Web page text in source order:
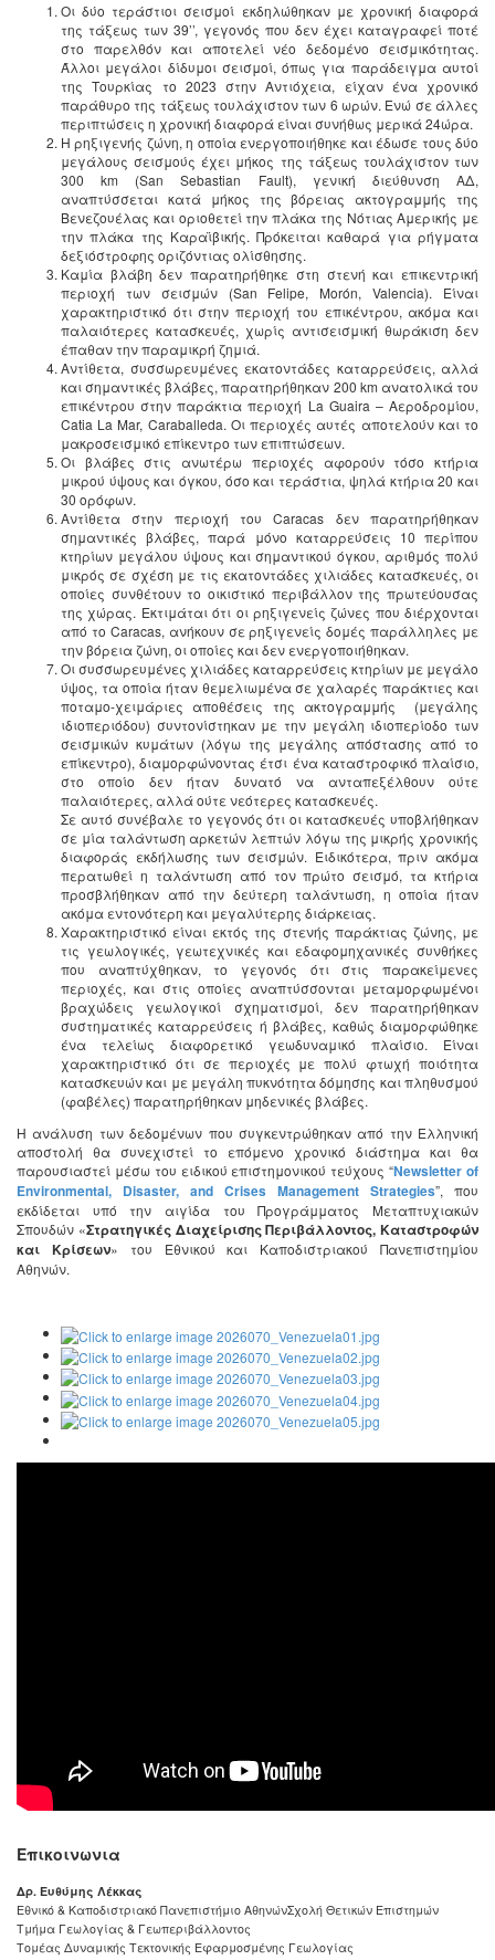
Οι δύο τεράστιοι σεισμοί εκδηλώθηκαν με χρονική διαφορά
της τάξεως των 39’’, γεγονός που δεν έχει καταγραφεί ποτέ
στο παρελθόν και αποτελεί νέο δεδομένο σεισμικότητας.
Άλλοι μεγάλοι δίδυμοι σεισμοί, όπως για παράδειγμα αυτοί
της Τουρκίας το 2023 στην Αντιόχεια, είχαν ένα χρονικό
παράθυρο της τάξεως τουλάχιστον των 6 ωρών. Ενώ σε άλλες
περιπτώσεις η χρονική διαφορά είναι συνήθως μερικά 24ώρα.
Η ρηξιγενής ζώνη, η οποία ενεργοποιήθηκε και έδωσε τους δύο
μεγάλους σεισμούς έχει μήκος της τάξεως τουλάχιστον των
300 km (San Sebastian Fault), γενική διεύθυνση ΑΔ,
αναπτύσσεται κατά μήκος της βόρειας ακτογραμμής της
Βενεζουέλας και οριοθετεί την πλάκα της Νότιας Αμερικής με
την πλάκα της Καραϊβικής. Πρόκειται καθαρά για ρήγματα
δεξιόστροφης οριζόντιας ολίσθησης.
Καμία βλάβη δεν παρατηρήθηκε στη στενή και επικεντρική
περιοχή των σεισμών (San Felipe, Morón, Valencia). Είναι
χαρακτηριστικό ότι στην περιοχή του επικέντρου, ακόμα και
παλαιότερες κατασκευές, χωρίς αντισεισμική θωράκιση δεν
έπαθαν την παραμικρή ζημιά.
Αντίθετα, συσσωρευμένες εκατοντάδες καταρρεύσεις, αλλά
και σημαντικές βλάβες, παρατηρήθηκαν 200 km ανατολικά του
επικέντρου στην παράκτια περιοχή La Guaira – Αεροδρομίου,
Catia La Mar, Caraballeda. Οι περιοχές αυτές αποτελούν και το
μακροσεισμικό επίκεντρο των επιπτώσεων.
Οι βλάβες στις ανωτέρω περιοχές αφορούν τόσο κτήρια
μικρού ύψους και όγκου, όσο και τεράστια, ψηλά κτήρια 20 και
30 ορόφων.
Αντίθετα στην περιοχή του Caracas δεν παρατηρήθηκαν
σημαντικές βλάβες, παρά μόνο καταρρεύσεις 10 περίπου
κτηρίων μεγάλου ύψους και σημαντικού όγκου, αριθμός πολύ
μικρός σε σχέση με τις εκατοντάδες χιλιάδες κατασκευές, οι
οποίες συνθέτουν το οικιστικό περιβάλλον της πρωτεύουσας
της χώρας. Εκτιμάται ότι οι ρηξιγενείς ζώνες που διέρχονται
από το Caracas, ανήκουν σε ρηξιγενείς δομές παράλληλες με
την βόρεια ζώνη, οι οποίες και δεν ενεργοποιήθηκαν.
Οι συσσωρευμένες χιλιάδες καταρρεύσεις κτηρίων με μεγάλο
ύψος, τα οποία ήταν θεμελιωμένα σε χαλαρές παράκτιες και
ποταμο-χειμάριες αποθέσεις της ακτογραμμής (μεγάλης
ιδιοπεριόδου) συντονίστηκαν με την μεγάλη ιδιοπερίοδο των
σεισμικών κυμάτων (λόγω της μεγάλης απόστασης από το
επίκεντρο), διαμορφώνοντας έτσι ένα καταστροφικό πλαίσιο,
στο οποίο δεν ήταν δυνατό να ανταπεξέλθουν ούτε
παλαιότερες, αλλά ούτε νεότερες κατασκευές.
Σε αυτό συνέβαλε το γεγονός ότι οι κατασκευές υποβλήθηκαν
σε μία ταλάντωση αρκετών λεπτών λόγω της μικρής χρονικής
διαφοράς εκδήλωσης των σεισμών. Ειδικότερα, πριν ακόμα
περατωθεί η ταλάντωση από τον πρώτο σεισμό, τα κτήρια
προσβλήθηκαν από την δεύτερη ταλάντωση, η οποία ήταν
ακόμα εντονότερη και μεγαλύτερης διάρκειας.
Χαρακτηριστικό είναι εκτός της στενής παράκτιας ζώνης, με
τις γεωλογικές, γεωτεχνικές και εδαφομηχανικές συνθήκες
που αναπτύχθηκαν, το γεγονός ότι στις παρακείμενες
περιοχές, και στις οποίες αναπτύσσονται μεταμορφωμένοι
βραχώδεις γεωλογικοί σχηματισμοί, δεν παρατηρήθηκαν
συστηματικές καταρρεύσεις ή βλάβες, καθώς διαμορφώθηκε
ένα τελείως διαφορετικό γεωδυναμικό πλαίσιο. Είναι
χαρακτηριστικό ότι σε περιοχές με πολύ φτωχή ποιότητα
κατασκευών και με μεγάλη πυκνότητα δόμησης και πληθυσμού
(φαβέλες) παρατηρήθηκαν μηδενικές βλάβες.
Η ανάλυση των δεδομένων που συγκεντρώθηκαν από την Ελληνική
αποστολή θα συνεχιστεί το επόμενο χρονικό διάστημα και θα
παρουσιαστεί μέσω του ειδικού επιστημονικού τεύχους “Newsletter of
Environmental, Disaster, and Crises Management Strategies”, που
εκδίδεται υπό την αιγίδα του Προγράμματος Μεταπτυχιακών
Σπουδών «Στρατηγικές Διαχείρισης Περιβάλλοντος, Καταστροφών
και Κρίσεων» του Εθνικού και Καποδιστριακού Πανεπιστημίου
Αθηνών.
Επικοινωνια
Δρ. Ευθύμης Λέκκας
Εθνικό & Καποδιστριακό Πανεπιστήμιο ΑθηνώνΣχολή Θετικών Επιστημών
Τμήμα Γεωλογίας & Γεωπεριβάλλοντος
Τομέας Δυναμικής Τεκτονικής Εφαρμοσμένης Γεωλογίας